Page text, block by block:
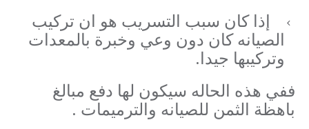
إذا كان سبب التسريب هو ان تركيب
الصيانه كان دون وعي وخبرة بالمعدات
وتركيبها جيدا.
ففي هذه الحاله سيكون لها دفع مبالغ
باهظة الثمن للصيانه والترميمات .